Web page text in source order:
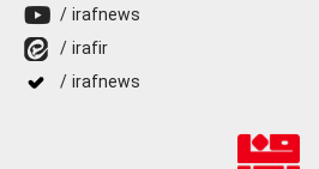
/ irafnews
/ irafir
/ irafnews